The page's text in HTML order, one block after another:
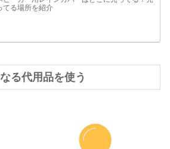
てる場所を紹介
る代用品を使う